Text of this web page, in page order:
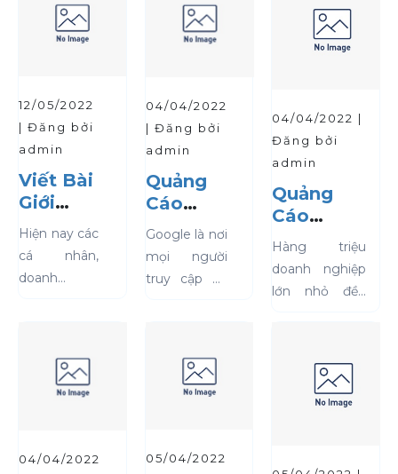
12/05/2022
| Đăng bởi
admin
Viết Bài
Giới
Thiệu
Dịch Dụ
- Doanh
Hiện nay các
cá nhân,
doanh
dịch vụ,
công ty của
không phải
04/04/2022
| Đăng bởi
admin
Quảng
Cáo
Google
Google là nơi
mọi người
truy cập để
những địa
điểm muốn
muốn mua.
04/04/2022 |
Đăng bởi
admin
Quảng
Cáo
Facebook
Hàng triệu
doanh nghiệp
lớn nhỏ đều
2 tỷ người sử
nối với bạn bè,
04/04/2022
05/04/2022